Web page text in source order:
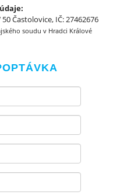
Častolovice, IČ: 27462676
soudu v Hradci Králové